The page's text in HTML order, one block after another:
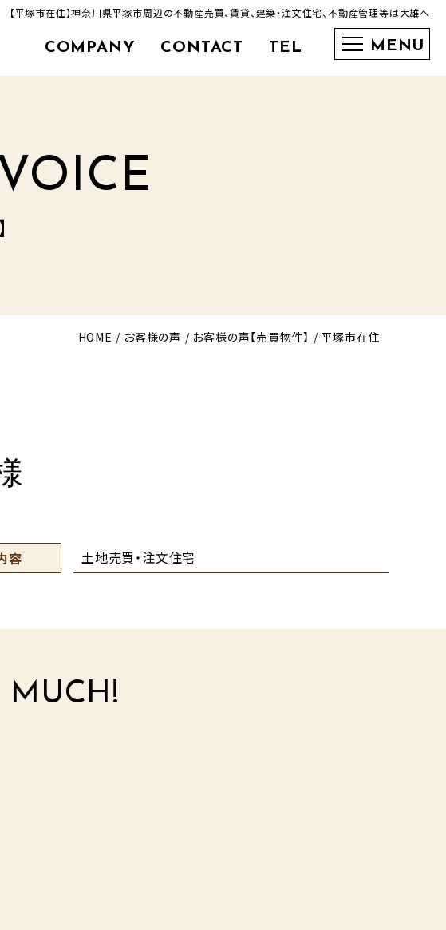
【平塚市在住】神奈川県平塚市周辺の不動産売買、賃貸、建築・注文住宅、不動産管理等は大雄へ
COMPANY CONTACT TEL
HOME お客様の声 お客様の声【売買物件】 平塚市在住
容 土地売買・注文住宅
MUCH!